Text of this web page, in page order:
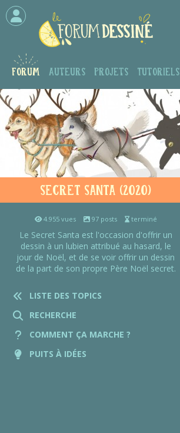
Forum Auteurs Projets Tutoriels
Secret Santa (2020)
4.955 vues 97 posts terminé
Le Secret Santa est l'occasion d'offrir un
dessin à un lubien attribué au hasard, le
jour de Noël, et de se voir offrir un dessin
de la part de son propre Père Noël secret.
LISTE DES TOPICS
RECHERCHE
COMMENT ÇA MARCHE ?
PUITS À IDÉES